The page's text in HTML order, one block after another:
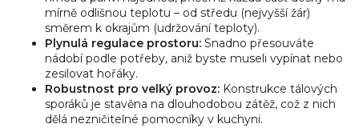
s
u
mírně odlišnou teplotu – od středu (nejvyšší žár)
směrem k okrajům (udržování teploty).
Plynulá regulace prostoru: Snadno přesouváte
nádobí podle potřeby, aniž byste museli vypínat nebo
zesilovat hořáky.
Robustnost pro velký provoz: Konstrukce tálových
sporáků je stavěna na dlouhodobou zátěž, což z nich
dělá nezničitelné pomocníky v kuchyni.